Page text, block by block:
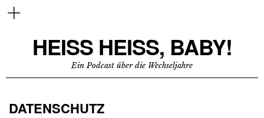
HEISS HEISS, BABY!
Ein Podcast über die Wechseljahre
DATENSCHUTZ